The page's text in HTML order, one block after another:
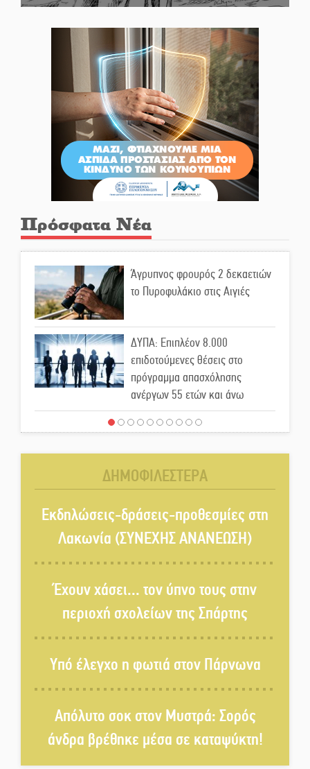
Πρόσφατα Νέα
Άγρυπνος φρουρός 2 δεκαετιών
το Πυροφυλάκιο στις Αιγιές
ΔΥΠΑ: Επιπλέον 8.000
επιδοτούμενες θέσεις στο
πρόγραμμα απασχόλησης
ανέργων 55 ετών και άνω
Μισθός: Το στοίχημα των 1.500
Δάκος: Νέα «όπλα» στην
προστασία της ελιάς
Κυριακή 9 Αυγούστου:
Καλοκαιρινό Pool Party στο
Mystras Grand Palace Resort &
Spa
το «ζεστό» χρήμα
Ο καρχαρίας από την εποχή του
Σαίξπηρ που αψηφά τον χρόνο
ΔΗΜΟΦΙΛΕΣΤΕΡΑ
Εκδηλώσεις-δράσεις-προθεσμίες στη
Λακωνία (ΣΥΝΕΧΗΣ ΑΝΑΝΕΩΣΗ)
Έχουν χάσει... τον ύπνο τους στην
περιοχή σχολείων της Σπάρτης
Υπό έλεγχο η φωτιά στον Πάρνωνα
Απόλυτο σοκ στον Μυστρά: Σορός
άνδρα βρέθηκε μέσα σε καταψύκτη!